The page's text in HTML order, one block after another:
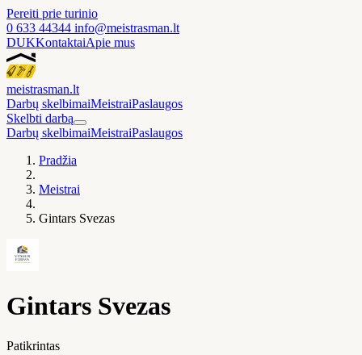
Pereiti prie turinio
0 633 44344 info@meistrasman.lt
DUKKontaktaiApie mus
meistrasman.lt
Darbų skelbimaiMeistraiPaslaugos
Skelbti darbą
Darbų skelbimaiMeistraiPaslaugos
Pradžia
Meistrai
Gintars Svezas
Gintars Svezas
Patikrintas